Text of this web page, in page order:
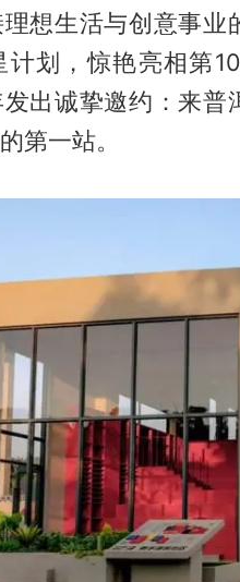
想生活与创意事
计划，惊艳亮相第
出诚挚邀约：来
第一站。